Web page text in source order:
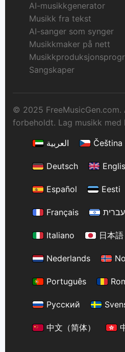
AI-musikkgenerator
Musikk fra tekst
AI-sanger som synger
Musikkmaker på nett
Sangskaper
© 2025
forbeholdt. Lag musikk med
العربية
Čeština
Deutsch
Español Eesti
Français עברית
Italiano 日本語
Nederlands
Português
Русский
中文（简体）